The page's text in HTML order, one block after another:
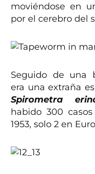
moviéndose en
por el cerebro del
Seguido de una
era una extraña
Spirometra
habido 300
1953, solo 2 en